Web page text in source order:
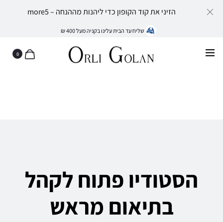
שליח עד הבית עלינו בקניה מעל 400 ₪
0
הסטודיו פתוח לקהל
בתיאום מראש
הזיני את קוד הקופון כדי ליהנות מההנחה – more5